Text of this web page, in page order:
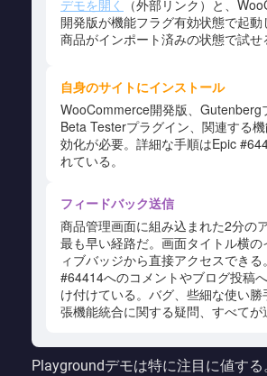
デモを開く
（外部リンク）と、
開発版が機能フラグ有効状態で起
商品がインポート済みの状態で試せ
自身のサイトにインストール
WooCommerce開発版、Gutenberg
Beta Testerプラグイン、関連する
効化が必要。詳細な手順はEpic
れている。
フィードバック送信
商品管理画面に組み込まれた2分の
最も早い経路だ。画面タイトル横の
ィブバッジから直接アクセスできる
#64414へのコメントやブログ投稿
け付けている。バグ、些細な使い
張機能統合に関する疑問、すべてが
Playgroundデモは特に注目に値する